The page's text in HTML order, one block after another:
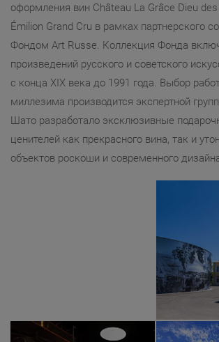
оформления вин Château La Grâce Dieu
Émilion Grand Cru в рамках партнерского
Фондом Art Russe. Коллекция Фонда
произведений русского и советского
с конца XIX века до 1991 года. Выбор
миллезима производится экспертной
Шато разработало эксклюзивные
ценителей как прекрасного вина, так и
объектов роскоши и современного